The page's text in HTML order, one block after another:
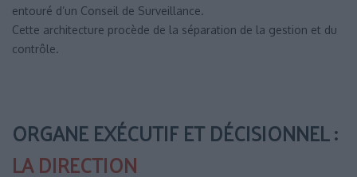
entouré d’un Conseil de Surveillance.
Cette architecture procède de la séparation de la gestion et du
contrôle.
ORGANE EXÉCUTIF ET DÉCISIONNEL:
LA DIRECTION